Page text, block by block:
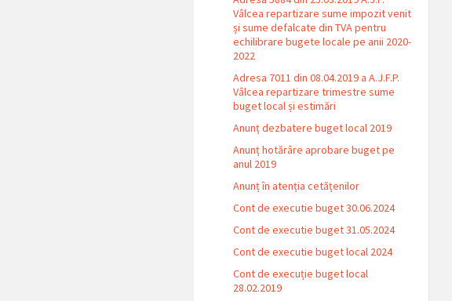
Vâlcea repartizare sume impozit venit
și sume defalcate din TVA pentru
echilibrare bugete locale pe anii 2020-
2022
Adresa 7011 din 08.04.2019 a A.J.F.P.
Vâlcea repartizare trimestre sume
buget local și estimări
Anunț dezbatere buget local 2019
Anunț hotărâre aprobare buget pe
anul 2019
Anunț în atenția cetățenilor
Cont de executie buget 30.06.2024
Cont de executie buget 31.05.2024
Cont de executie buget local 2024
Cont de execuție buget local
28.02.2019